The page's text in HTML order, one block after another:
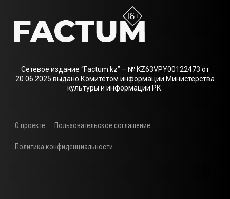
Сетевое издание “Factum.kz” – № KZ63VPY00122473 от
20.06.2025 выдано Комитетом информации Министерства
культуры и информации РК.
О проекте Пользовательское соглашение
Политика конфиденциальности